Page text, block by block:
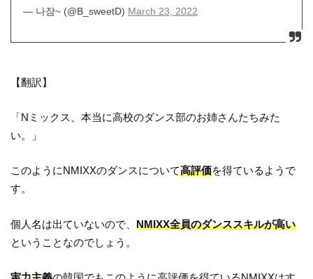
— 나잠~ (@B_sweetD) March 23, 2022
【翻訳】
「Nミックス、本当に高校のダンス部のお姉さんたちみた
い。」
このようにNMIXXのダンスについて高評価を得ているようで
す。
個人名は出ていないので、NMIXX全員のダンススキルが高い
ということなのでしょう。